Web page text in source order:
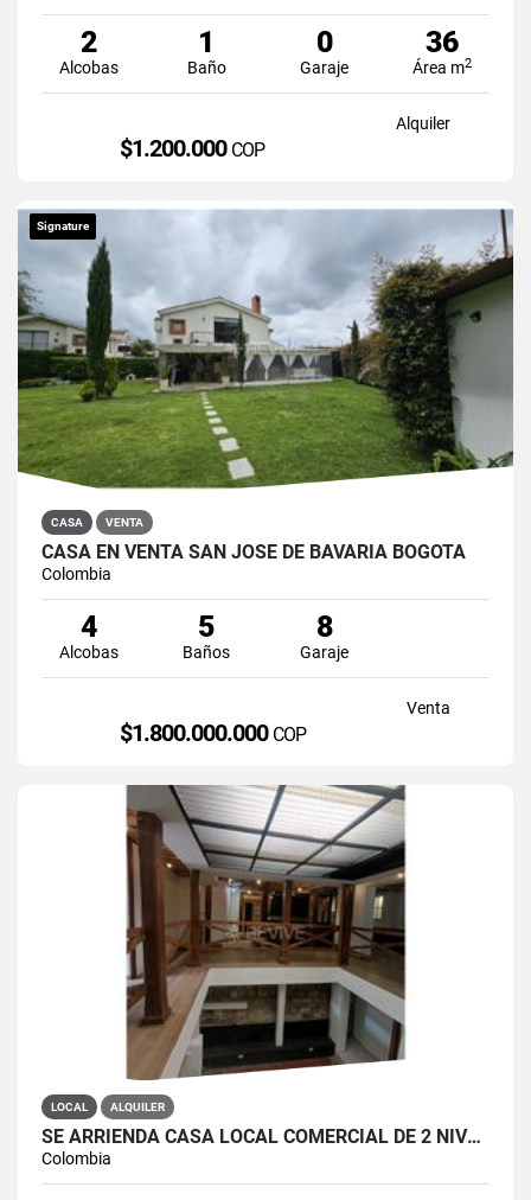
2
Alcobas
1
Baño
0
Garaje
36
Área m2
Alquiler
$1.200.000 COP
Signature
CASA VENTA
CASA EN VENTA SAN JOSÉ DE BAVARIA BOGOTÁ
Colombia
4
Alcobas
5
Baños
8
Garaje
Venta
$1.800.000.000 COP
LOCAL ALQUILER
SE ARRIENDA CASA LOCAL COMERCIAL DE 2 NIVELES EN LA CANDELARIA
Colombia